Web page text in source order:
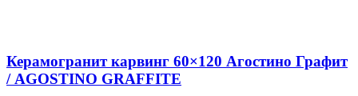
Керамогранит карвинг 60×120 Агостино Графит
/ AGOSTINO GRAFFITE